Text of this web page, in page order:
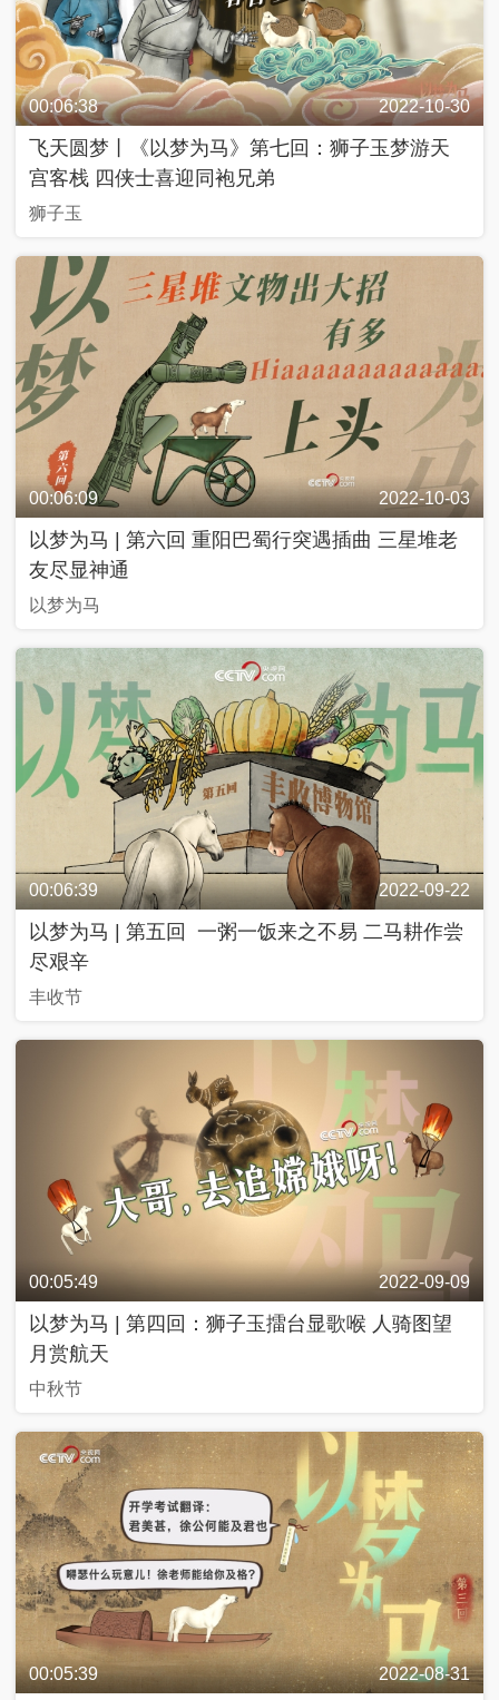
近
話
國
G
計
劃
00:06:38 2022-10-30
飞天圆梦丨《以梦为马》第七回：狮子玉梦游天
宫客栈 四侠士喜迎同袍兄弟
狮子玉
00:06:09 2022-10-03
以梦为马 | 第六回 重阳巴蜀行突遇插曲 三星堆老
友尽显神通
以梦为马
00:06:39 2022-09-22
以梦为马 | 第五回 一粥一饭来之不易 二马耕作尝
尽艰辛
丰收节
00:05:49 2022-09-09
以梦为马 | 第四回：狮子玉擂台显歌喉 人骑图望
月赏航天
中秋节
00:05:39 2022-08-31